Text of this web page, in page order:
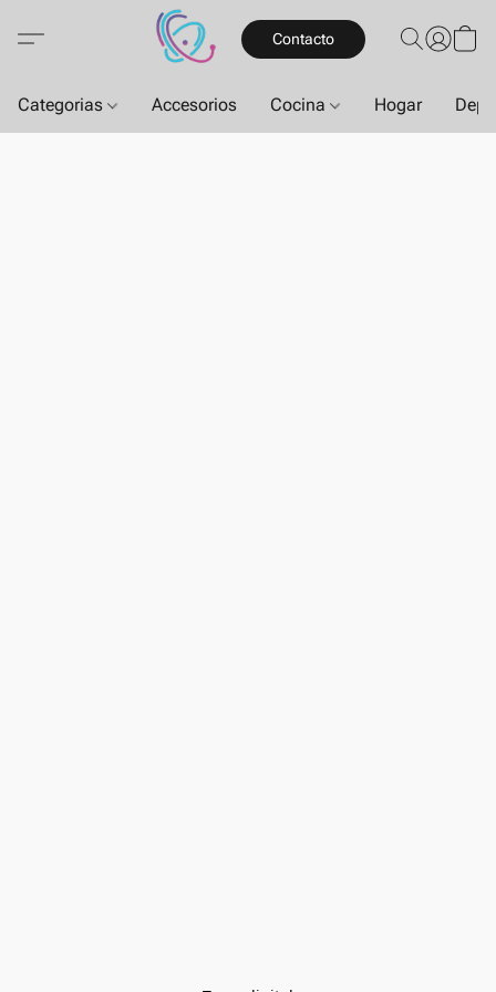
Contacto
Categorias Accesorios Cocina Hogar